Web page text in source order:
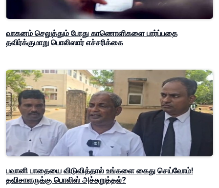
வாகனம் செலுத்தும் போது காணொளிகளை பார்ப்பதை
தவிர்க்குமாறு பொலிஸார் எச்சரிக்கை
பவானி பாதையை விடுவித்தால் உங்களை கைது செய்வோம்!
தவிசாளருக்கு பொலிஸ் அச்சுறுத்தல்?